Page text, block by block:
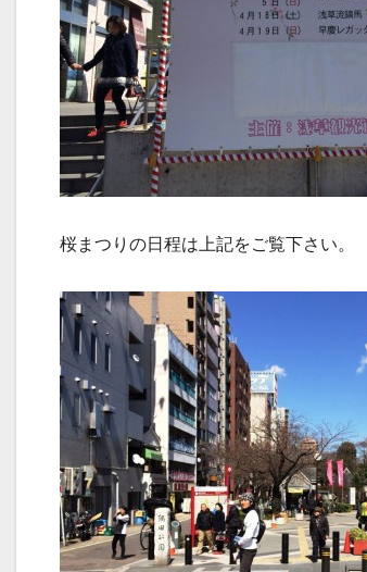
桜まつりの日程は上記をご覧下さい。